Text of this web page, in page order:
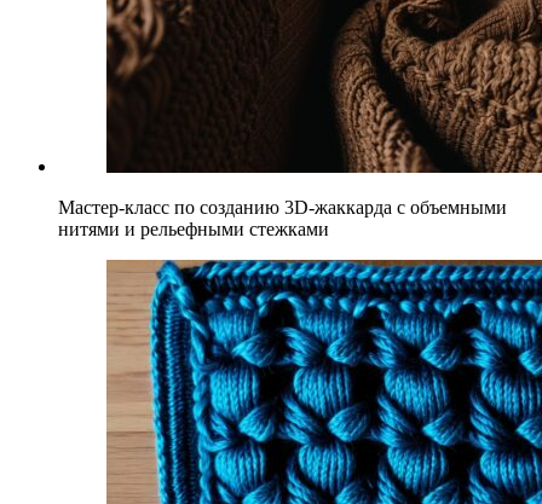
Мастер-класс по созданию 3D-жаккарда с объемными
нитями и рельефными стежками